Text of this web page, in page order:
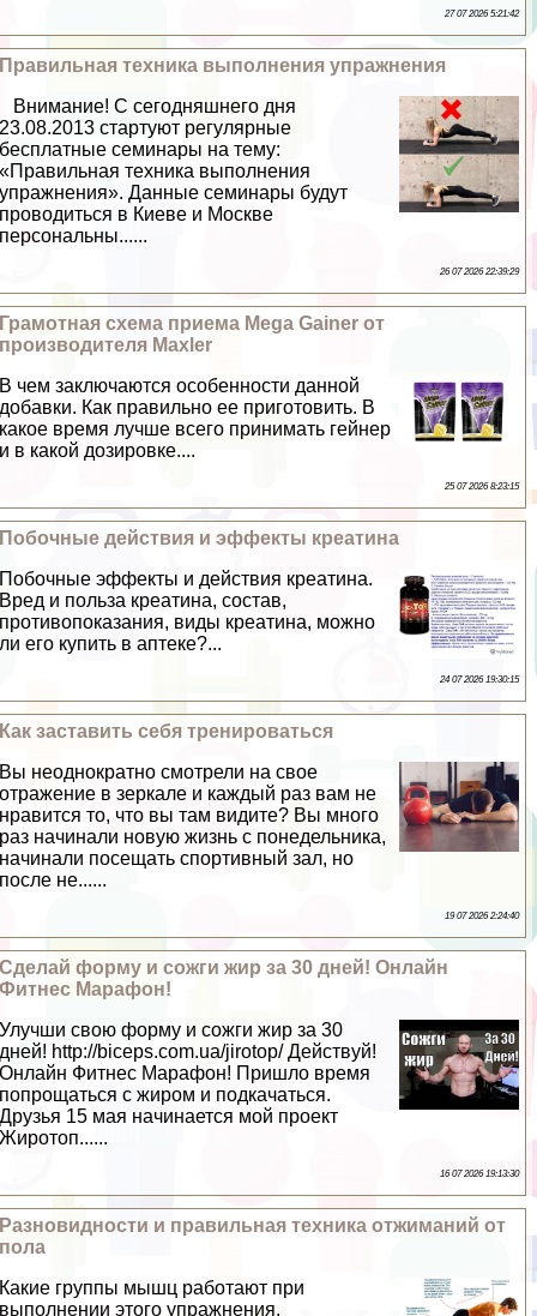
27 07 2026 5:21:42
Правильная техника выполнения упражнения
Внимание! С сегодняшнего дня
23.08.2013 стартуют регулярные
бесплатные семинары на тему:
«Правильная техника выполнения
упражнения». Данные семинары будут
проводиться в Киеве и Москве
персональны......
26 07 2026 22:39:29
Грамотная схема приема Mega Gainer от
производителя Maxler
В чем заключаются особенности данной
добавки. Как правильно ее приготовить. В
какое время лучше всего принимать гeйнер
и в какой дозировке....
25 07 2026 8:23:15
Побочные действия и эффекты креатина
Побочные эффекты и действия креатина.
Вред и польза креатина, состав,
противопоказания, виды креатина, можно
ли его купить в аптеке?...
24 07 2026 19:30:15
Как заставить себя тренироваться
Вы неоднократно смотрели на свое
отражение в зеркале и каждый раз вам не
нравится то, что вы там видите? Вы много
раз начинали новую жизнь с понедельника,
начинали посещать спортивный зал, но
после не......
19 07 2026 2:24:40
Сделай форму и сожги жир за 30 дней! Онлайн
Фитнес Марафон!
Улучши свою форму и сожги жир за 30
дней! http://biceps.com.ua/jirotop/ Действуй!
Онлайн Фитнес Марафон! Пришло время
попрощаться с жиром и подкачаться.
Друзья 15 мая начинается мой проект
Жиротоп......
16 07 2026 19:13:30
Разновидности и правильная техника отжиманий от
пола
Какие группы мышц работают при
выполнении этого упражнения.